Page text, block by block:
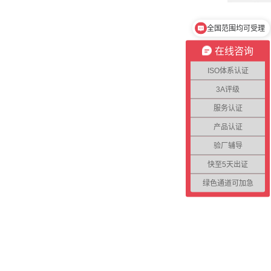
在线咨询
ISO体系认证
3A评级
服务认证
产品认证
验厂辅导
快至5天出证
绿色通道可加急
请问你们公司在哪里？